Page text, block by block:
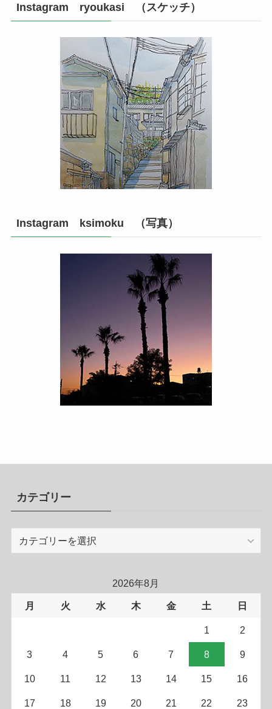
Instagram ryoukasi （スケッチ）
Instagram ksimoku （写真）
カテゴリー
ー
2026年8月
月 火 水 木 金 土 日
1 2
3 4 5 6 7 8 9
10 11 12 13 14 15 16
17 18 19 20 21 22 23